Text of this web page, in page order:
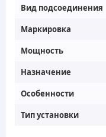
Вид подсоединения
Маркировка
Мощность
Назначение
Особенности
Тип установки